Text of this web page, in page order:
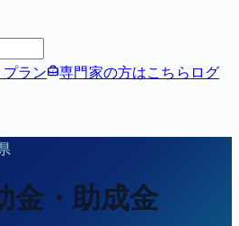
ラン 専門家の方はこちら ログ
金・助成金